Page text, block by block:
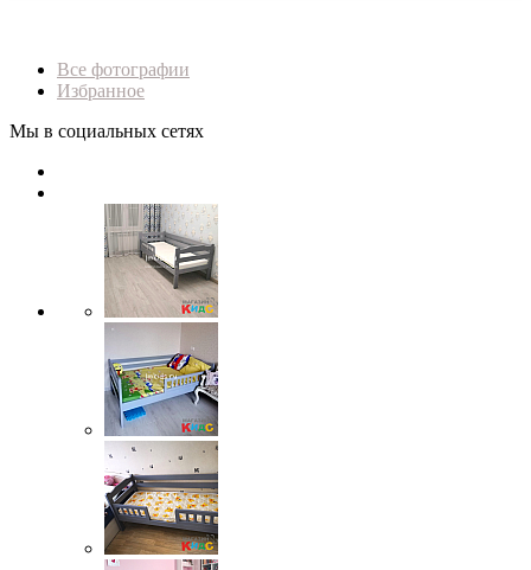
Все фотографии
Избранное
Мы в социальных сетях